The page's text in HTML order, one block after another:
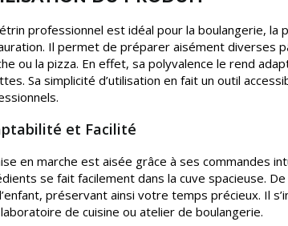
professionnel est idéal pour la boulangerie, la
Il permet de préparer aisément diverses
ou la pizza. En effet, sa polyvalence le rend
Sa simplicité d’utilisation en fait un outil
et Facilité
en marche est aisée grâce à ses commandes
se fait facilement dans la cuve spacieuse.
préservant ainsi votre temps précieux. Il
de cuisine ou atelier de boulangerie.